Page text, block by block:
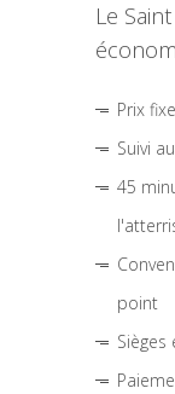
Le
Prix fixe
Suivi
45
point